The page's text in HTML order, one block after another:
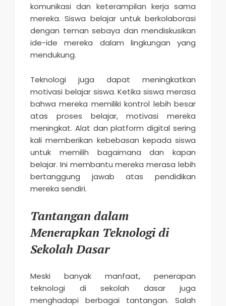
komunikasi dan keterampilan kerja sama
mereka. Siswa belajar untuk berkolaborasi
dengan teman sebaya dan mendiskusikan
ide-ide mereka dalam lingkungan yang
mendukung.
Teknologi juga dapat meningkatkan
motivasi belajar siswa. Ketika siswa merasa
bahwa mereka memiliki kontrol lebih besar
atas proses belajar, motivasi mereka
meningkat. Alat dan platform digital sering
kali memberikan kebebasan kepada siswa
untuk memilih bagaimana dan kapan
belajar. Ini membantu mereka merasa lebih
bertanggung jawab atas pendidikan
mereka sendiri.
Tantangan dalam
Menerapkan Teknologi di
Sekolah Dasar
Meski banyak manfaat, penerapan
teknologi di sekolah dasar juga
menghadapi berbagai tantangan. Salah